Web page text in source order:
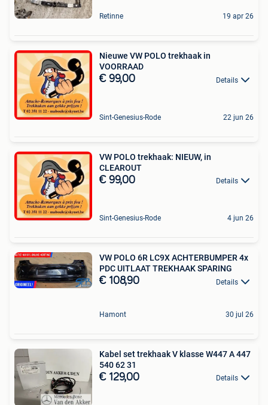
Retinne 19 apr 26
Nieuwe VW POLO trekhaak in
VOORRAAD
€ 99,00 Details
Sint-Genesius-Rode 22 jun 26
VW POLO trekhaak: NIEUW, in
CLEAROUT
€ 99,00 Details
Sint-Genesius-Rode 4 jun 26
VW POLO 6R LC9X ACHTERBUMPER 4x
PDC UITLAAT TREKHAAK SPARING
€ 108,90 Details
Hamont 30 jul 26
Kabel set trekhaak V klasse W447 A 447
540 62 31
€ 129,00 Details